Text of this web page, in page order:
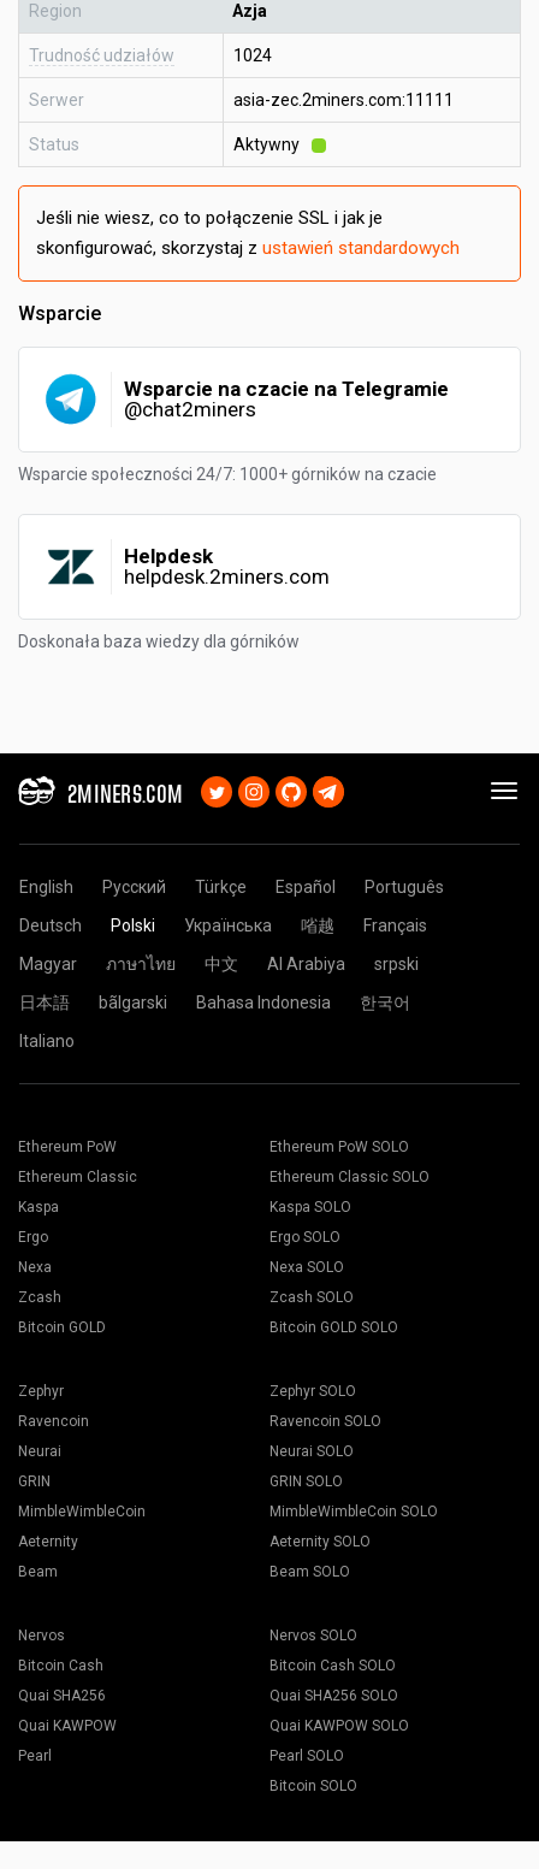
Region Azja
Trudność udziałów 1024
Serwer asia-zec.2miners.com:11111
Status Aktywny
Jeśli nie wiesz, co to połączenie SSL i jak je
skonfigurować, skorzystaj z ustawień standardowych
Wsparcie
Wsparcie na czacie na Telegramie
@chat2miners
Wsparcie społeczności 24/7: 1000+ górników na czacie
Helpdesk
helpdesk.2miners.com
Doskonała baza wiedzy dla górników
2MINERS.COM
English Русский Türkçe Español
Português
Deutsch
Polski Українська 㗂越
Français
Magyar
ภาษาไทย 中文 Al Arabiya
srpski
日本語
bãlgarski Bahasa Indonesia
한국어
Italiano
Ethereum PoW
Ethereum Classic
Kaspa
Ergo
Nexa
Zcash
Bitcoin GOLD
Ethereum PoW SOLO
Ethereum Classic SOLO
Kaspa SOLO
Ergo SOLO
Nexa SOLO
Zcash SOLO
Bitcoin GOLD SOLO
Zephyr
Ravencoin
Neurai
GRIN
MimbleWimbleCoin
Aeternity
Beam
Zephyr SOLO
Ravencoin SOLO
Neurai SOLO
GRIN SOLO
MimbleWimbleCoin SOLO
Aeternity SOLO
Beam SOLO
Nervos
Bitcoin Cash
Quai SHA256
Quai KAWPOW
Pearl
Nervos SOLO
Bitcoin Cash SOLO
Quai SHA256 SOLO
Quai KAWPOW SOLO
Pearl SOLO
Bitcoin SOLO